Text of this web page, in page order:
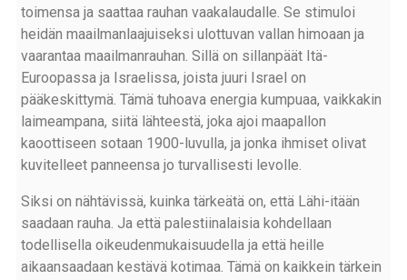
toimensa ja saattaa rauhan vaakalaudalle. Se stimuloi
heidän maailmanlaajuiseksi ulottuvan vallan himoaan ja
vaarantaa maailmanrauhan. Sillä on sillanpäät Itä-
Euroopassa ja Israelissa, joista juuri Israel on
pääkeskittymä. Tämä tuhoava energia kumpuaa, vaikkakin
laimeampana, siitä lähteestä, joka ajoi maapallon
kaoottiseen sotaan 1900-luvulla, ja jonka ihmiset olivat
kuvitelleet panneensa jo turvallisesti levolle.
Siksi on nähtävissä, kuinka tärkeätä on, että Lähi-itään
saadaan rauha. Ja että palestiinalaisia kohdellaan
todellisella oikeudenmukaisuudella ja että heille
aikaansaadaan kestävä kotimaa. Tämä on kaikkein tärkein